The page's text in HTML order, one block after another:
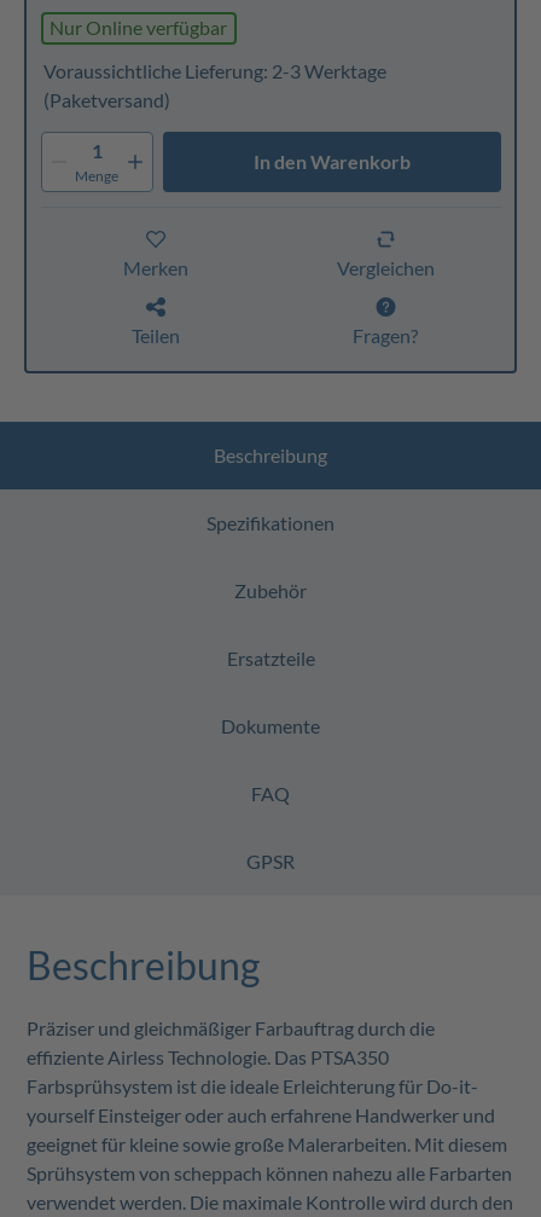
Nur Online verfügbar
Voraussichtliche Lieferung: 2-3 Werktage
(Paketversand)
1
Menge
In den Warenkorb
Merken Vergleichen
Teilen Fragen?
Beschreibung
Spezifikationen
Zubehör
Ersatzteile
Dokumente
FAQ
GPSR
Beschreibung
Präziser und gleichmäßiger Farbauftrag durch die
effiziente Airless Technologie. Das PTSA350
Farbsprühsystem ist die ideale Erleichterung für Do-it-
yourself Einsteiger oder auch erfahrene Handwerker und
geeignet für kleine sowie große Malerarbeiten. Mit diesem
Sprühsystem von scheppach können nahezu alle Farbarten
verwendet werden. Die maximale Kontrolle wird durch den